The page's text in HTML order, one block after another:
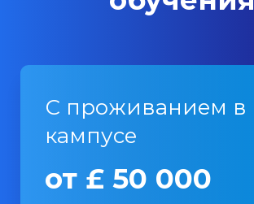
С проживанием в
кампусе
от £ 50 000